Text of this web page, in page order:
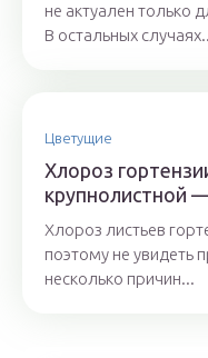
не актуален только
В остальных
Цветущие
Хлороз
крупнолистной
Хлороз листьев
поэтому не увидеть
несколько причин...